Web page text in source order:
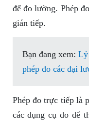
để đo lường. Phép
gián tiếp.
Bạn đang xem:Lý
phép đo các đại
Phép đo trực tiếp là
các dụng cụ đo để